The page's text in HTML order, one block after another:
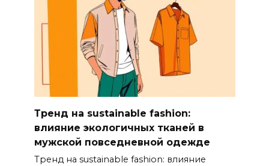
Тренд на sustainable fashion:
влияние экологичных тканей в
мужской повседневной одежде
Тренд на sustainable fashion: влияние